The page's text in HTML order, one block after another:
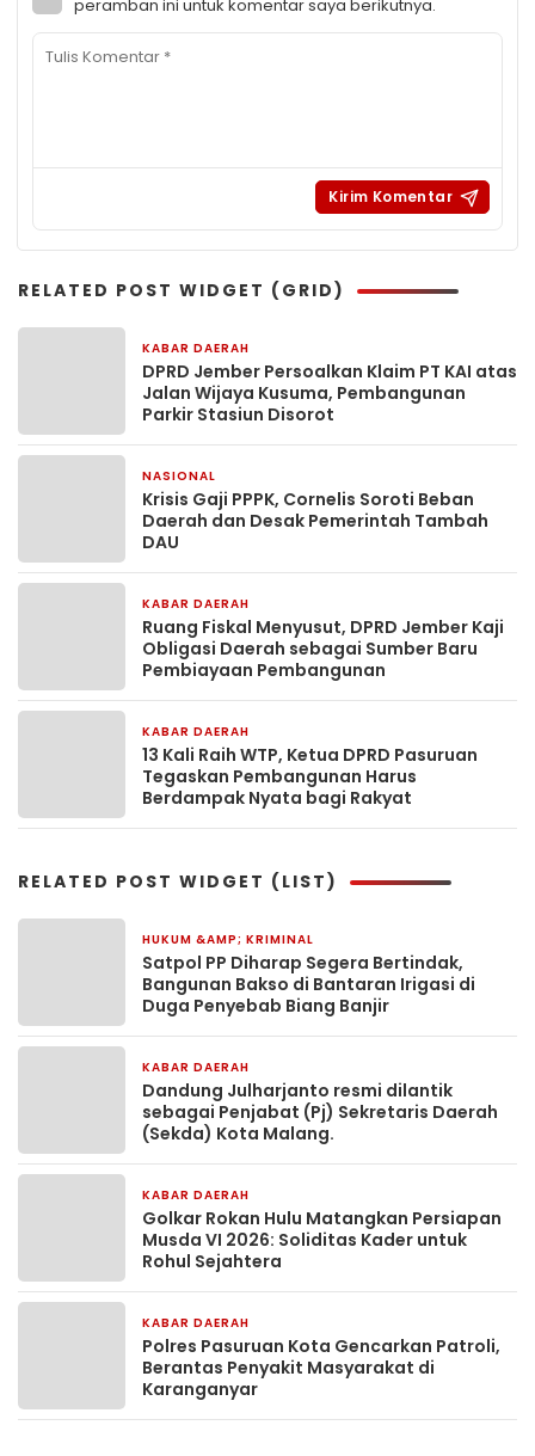
peramban ini untuk komentar saya berikutnya.
RELATED POST WIDGET (GRID)
KABAR DAERAH
DPRD Jember Persoalkan Klaim PT KAI atas
Jalan Wijaya Kusuma, Pembangunan
Parkir Stasiun Disorot
NASIONAL
Krisis Gaji PPPK, Cornelis Soroti Beban
Daerah dan Desak Pemerintah Tambah
DAU
KABAR DAERAH
Ruang Fiskal Menyusut, DPRD Jember Kaji
Obligasi Daerah sebagai Sumber Baru
Pembiayaan Pembangunan
KABAR DAERAH
13 Kali Raih WTP, Ketua DPRD Pasuruan
Tegaskan Pembangunan Harus
Berdampak Nyata bagi Rakyat
RELATED POST WIDGET (LIST)
HUKUM &AMP; KRIMINAL
Satpol PP Diharap Segera Bertindak,
Bangunan Bakso di Bantaran Irigasi di
Duga Penyebab Biang Banjir
KABAR DAERAH
Dandung Julharjanto resmi dilantik
sebagai Penjabat (Pj) Sekretaris Daerah
(Sekda) Kota Malang.
KABAR DAERAH
Golkar Rokan Hulu Matangkan Persiapan
Musda VI 2026: Soliditas Kader untuk
Rohul Sejahtera
KABAR DAERAH
Polres Pasuruan Kota Gencarkan Patroli,
Berantas Penyakit Masyarakat di
Karanganyar